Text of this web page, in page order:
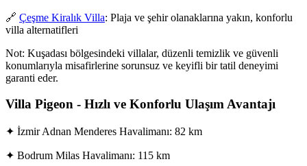
🔗 Çeşme Kiralık Villa: Plaja ve şehir olanaklarına yakın, konforlu
villa alternatifleri
Not: Kuşadası bölgesindeki villalar, düzenli temizlik ve güvenli
konumlarıyla misafirlerine sorunsuz ve keyifli bir tatil deneyimi
garanti eder.
Villa Pigeon - Hızlı ve Konforlu Ulaşım Avantajı
✦ İzmir Adnan Menderes Havalimanı: 82 km
✦ Bodrum Milas Havalimanı: 115 km